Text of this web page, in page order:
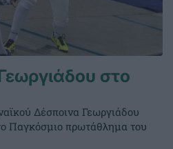
στο
Δέσποινα Γεωργιάδου
Παγκόσμιο πρωτάθλημα του